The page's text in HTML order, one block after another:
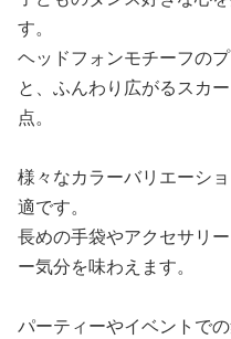
す。
ヘッドフォンモチーフの
と、ふんわり広がるスカ
点。
様々なカラーバリエーシ
適です。
長めの手袋やアクセサリ
ー気分を味わえます。
パーティーやイベントで